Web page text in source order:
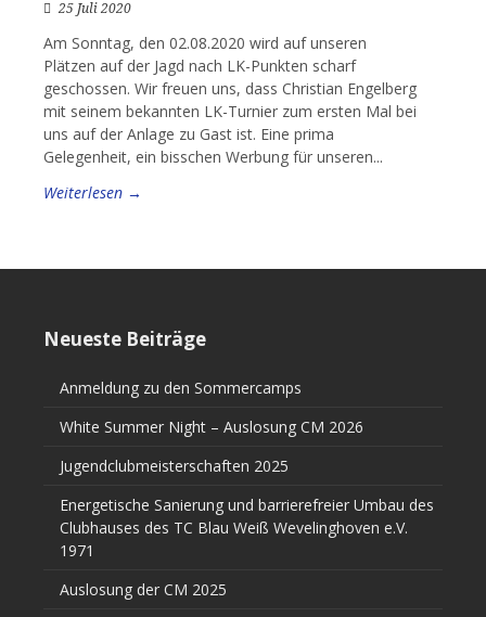
25 Juli 2020
Am Sonntag, den 02.08.2020 wird auf unseren
Plätzen auf der Jagd nach LK-Punkten scharf
geschossen. Wir freuen uns, dass Christian Engelberg
mit seinem bekannten LK-Turnier zum ersten Mal bei
uns auf der Anlage zu Gast ist. Eine prima
Gelegenheit, ein bisschen Werbung für unseren...
Weiterlesen →
Neueste Beiträge
Anmeldung zu den Sommercamps
White Summer Night – Auslosung CM 2026
Jugendclubmeisterschaften 2025
Energetische Sanierung und barrierefreier Umbau des
Clubhauses des TC Blau Weiß Wevelinghoven e.V.
1971
Auslosung der CM 2025